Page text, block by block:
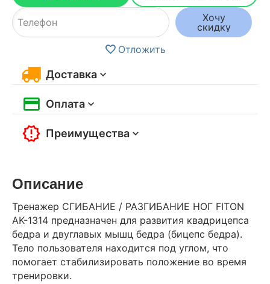
Хочу
скидку
Отложить
Доставка
Оплата
Преимущества
Описание
Тренажер СГИБАНИЕ / РАЗГИБАНИЕ НОГ FITON
AK-1314 предназначен для развития квадрицепса
бедра и двуглавых мышц бедра (бицепс бедра).
Тело пользователя находится под углом, что
помогает стабилизировать положение во время
тренировки.